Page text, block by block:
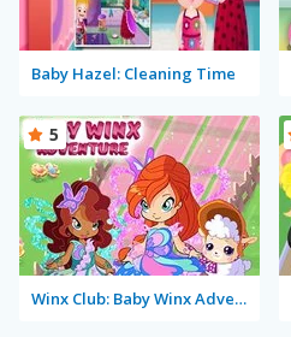
Baby Hazel: Cleaning Time
Winx Club: Baby Winx Adventure
5